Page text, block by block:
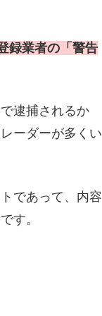
録業者の「警告
逮捕されるか
ーダーが多くい
であって、内容
す。